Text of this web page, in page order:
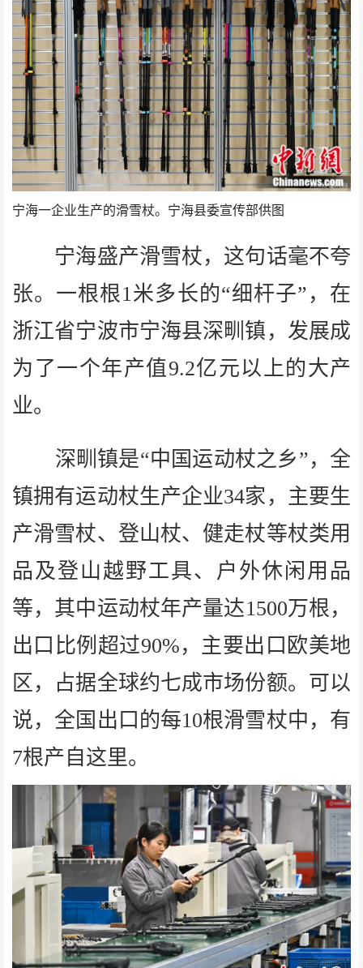
宁海一企业生产的滑雪杖。宁海县委宣传部供图
宁海盛产滑雪杖，这句话毫不夸
张。一根根1米多长的“细杆子”，在
浙江省宁波市宁海县深甽镇，发展成
为了一个年产值9.2亿元以上的大产
业。
深甽镇是“中国运动杖之乡”，全
镇拥有运动杖生产企业34家，主要生
产滑雪杖、登山杖、健走杖等杖类用
品及登山越野工具、户外休闲用品
等，其中运动杖年产量达1500万根，
出口比例超过90%，主要出口欧美地
区，占据全球约七成市场份额。可以
说，全国出口的每10根滑雪杖中，有
7根产自这里。